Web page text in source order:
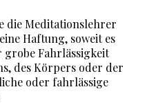
die Meditationslehrer
Haftung, soweit es
grobe Fahrlässigkeit
des Körpers oder der
oder fahrlässige